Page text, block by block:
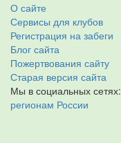
О сайте
Сервисы для клубов
Регистрация на забеги
Блог сайта
Пожертвования сайту
Старая версия сайта
Мы в социальных сетях:
регионам России